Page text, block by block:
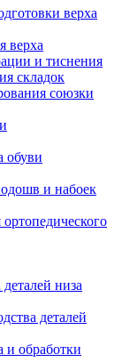
верха
верха
и тиснения
складок
союзки
обуви
и набоек
низа
деталей
обработки